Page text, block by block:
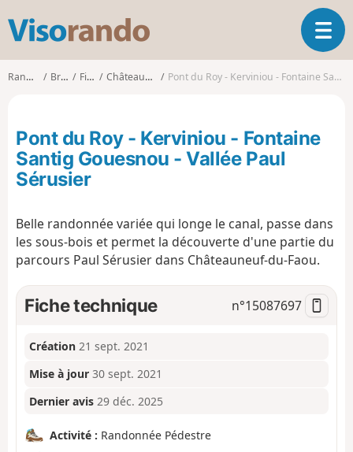
s
d
o
O
u
v
i
g
i
o
n
Randonnées Bretagne Finistère Châteauneuf-du-Faou Pont du Roy - Kerviniou - Fontaine Santig Gouesnou - Vallée Paul Sérusier
Pont du Roy - Kerviniou - Fontaine
Santig Gouesnou - Vallée Paul
Sérusier
Belle randonnée variée qui longe le canal, passe dans
les sous-bois et permet la découverte d'une partie du
parcours Paul Sérusier dans Châteauneuf-du-Faou.
Fiche technique n°15087697
Création 21 sept. 2021
Mise à jour 30 sept. 2021
Dernier avis 29 déc. 2025
Activité : Randonnée Pédestre